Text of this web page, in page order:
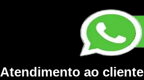
Atendimento ao cliente